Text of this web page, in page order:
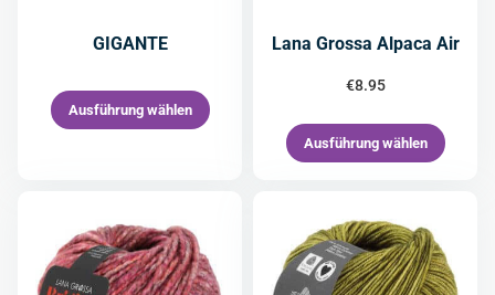
GIGANTE
Ausführung wählen
Lana Grossa Alpaca Air
€8.95
Ausführung wählen